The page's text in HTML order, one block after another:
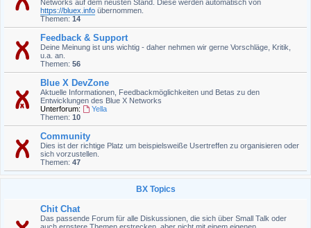
Networks auf dem neusten Stand. Diese werden automatisch von
https://bluex.info übernommen.
Themen: 14
Feedback & Support
Deine Meinung ist uns wichtig - daher nehmen wir gerne Vorschläge, Kritik,
u.a. an.
Themen: 56
Blue X DevZone
Aktuelle Informationen, Feedbackmöglichkeiten und Betas zu den
Entwicklungen des Blue X Networks
Unterforum:
Yella
Themen: 10
Community
Dies ist der richtige Platz um beispielsweiße Usertreffen zu organisieren oder
sich vorzustellen.
Themen: 47
BX Topics
Chit Chat
Das passende Forum für alle Diskussionen, die sich über Small Talk oder
auch ernstere Themen erstrecken, aber nicht mit einem eigenen